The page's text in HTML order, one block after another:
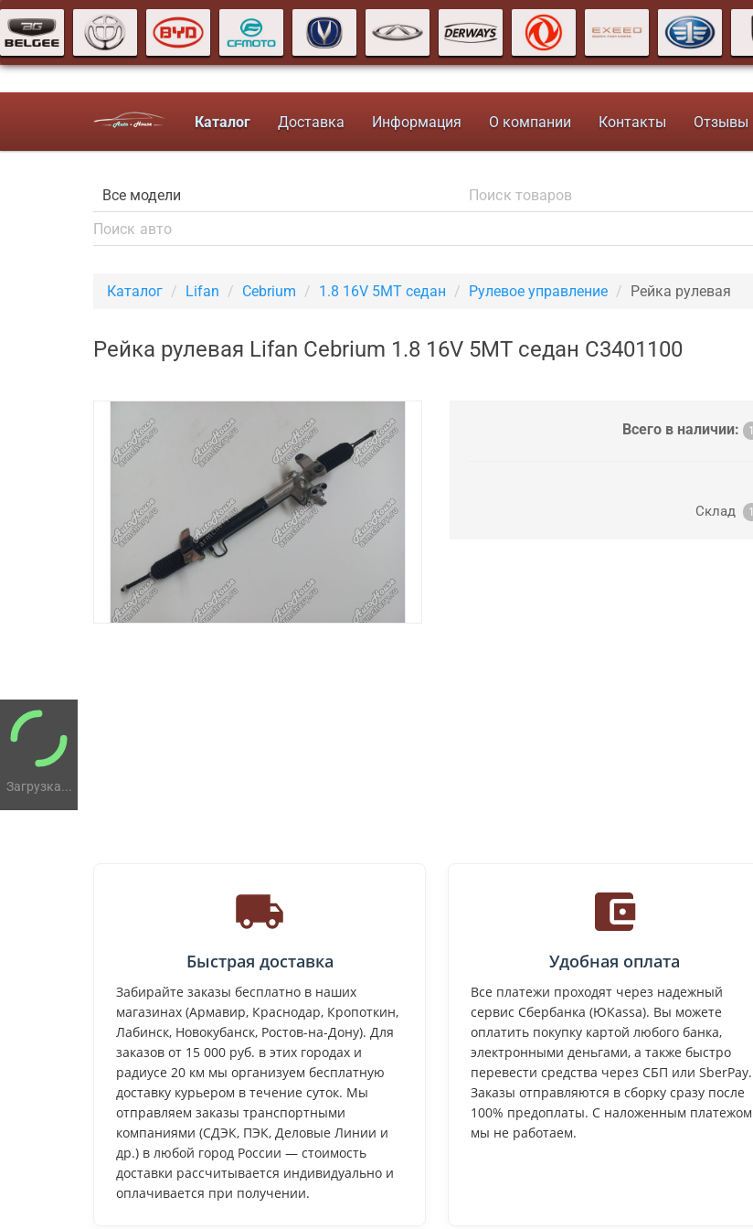
Загрузка...
Каталог Доставка Информация О компании Контакты Отзывы
Каталог Lifan Cebrium 1.8 16V 5MT седан Рулевое управление Рейка рулевая
Рейка рулевая Lifan Cebrium 1.8 16V 5MT седан C3401100
Всего в наличии: 1
Склад 1
Быстрая доставка
Забирайте заказы бесплатно в наших
магазинах (Армавир, Краснодар, Кропоткин,
Лабинск, Новокубанск, Ростов-на-Дону). Для
заказов от 15 000 руб. в этих городах и
радиусе 20 км мы организуем бесплатную
доставку курьером в течение суток. Мы
отправляем заказы транспортными
компаниями (СДЭК, ПЭК, Деловые Линии и
др.) в любой город России — стоимость
доставки рассчитывается индивидуально и
оплачивается при получении.
Удобная оплата
Все платежи проходят через надежный
сервис Сбербанка (ЮKassa). Вы можете
оплатить покупку картой любого банка,
электронными деньгами, а также быстро
перевести средства через СБП или SberPay.
Заказы отправляются в сборку сразу после
100% предоплаты. С наложенным платежом
мы не работаем.